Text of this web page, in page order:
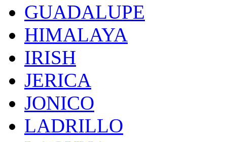
GUADALUPE
HIMALAYA
IRISH
JERICA
JONICO
LADRILLO